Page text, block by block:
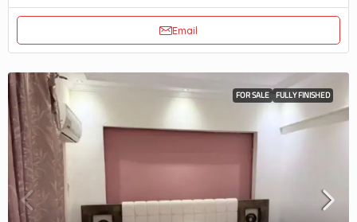
Email
FOR SALE FULLY FINISHED